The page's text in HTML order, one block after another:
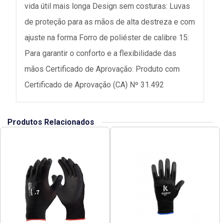
vida útil mais longa Design sem costuras: Luvas
de proteção para as mãos de alta destreza e com
ajuste na forma Forro de poliéster de calibre 15:
Para garantir o conforto e a flexibilidade das
mãos Certificado de Aprovação: Produto com
Certificado de Aprovação (CA) Nº 31.492
Produtos Relacionados